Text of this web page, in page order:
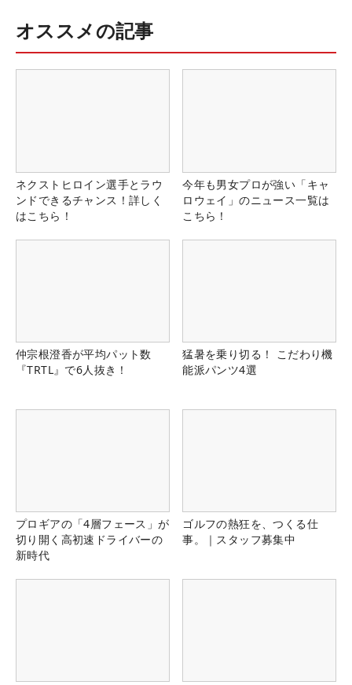
オススメの記事
ネクストヒロイン選手とラウ
ンドできるチャンス！詳しく
はこちら！
今年も男女プロが強い「キャ
ロウェイ」のニュース一覧は
こちら！
仲宗根澄香が平均パット数
『TRTL』で6人抜き！
猛暑を乗り切る！ こだわり機
能派パンツ4選
プロギアの「4層フェース」が
切り開く高初速ドライバーの
新時代
ゴルフの熱狂を、つくる仕
事。｜スタッフ募集中